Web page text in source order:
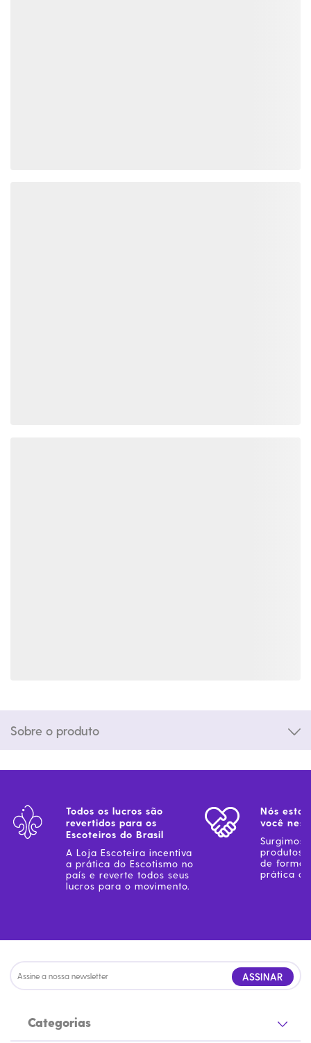
Sobre o produto
Todos os lucros são
revertidos para os
Escoteiros do Brasil
A Loja Escoteira incentiva
a prática do Escotismo no
país e reverte todos seus
lucros para o movimento.
Nós
você
Surgimos
produtos
de forma
prática
ASSINAR
Categorias